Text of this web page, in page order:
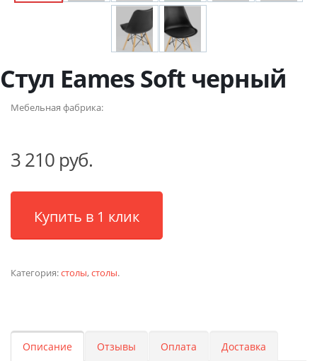
Стул Eames Soft черный
Мебельная фабрика:
3 210 руб.
Купить в 1 клик
Категория:столы,столы.
Описание Отзывы Оплата Доставка